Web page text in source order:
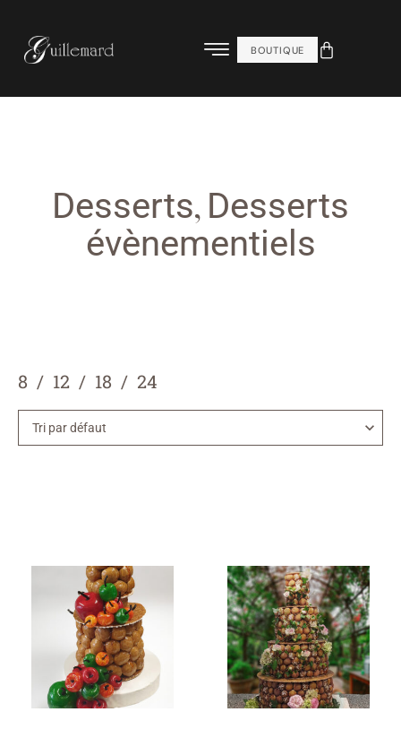
BOUTIQUE
Desserts, Desserts
évènementiels
8 12 18 24